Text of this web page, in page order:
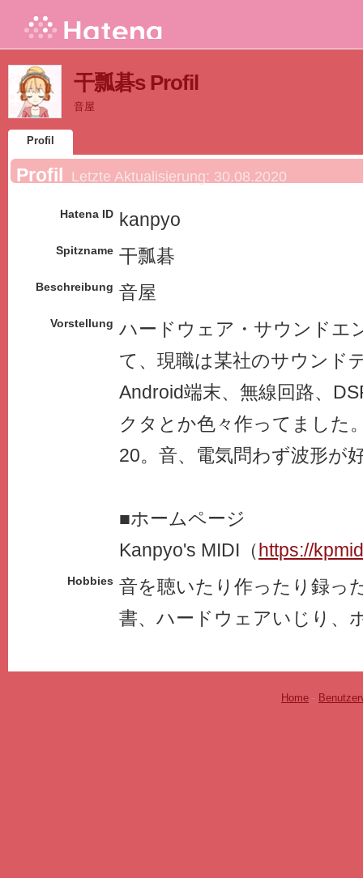
干瓢碁s Profil
音屋
Profil
Profil Letzte Aktualisierung: 30.08.2020
Hatena ID kanpyo
Spitzname 干瓢碁
Beschreibung 音屋
Vorstellung ハードウェア・サウンドエ
て、現職は某社のサウンド
Android端末、無線回路、
クタとか色々作ってました
20。音、電気問わず波形が
■ホームページ
Kanpyo's MIDI（ https://
Hobbies 音を聴いたり作ったり録っ
書、ハードウェアいじり、
Home -